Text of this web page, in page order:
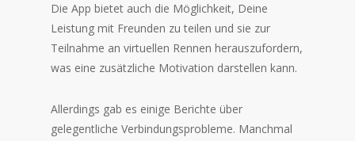
Die App bietet auch die Möglichkeit, Deine
Leistung mit Freunden zu teilen und sie zur
Teilnahme an virtuellen Rennen herauszufordern,
was eine zusätzliche Motivation darstellen kann.
Allerdings gab es einige Berichte über
gelegentliche Verbindungsprobleme. Manchmal